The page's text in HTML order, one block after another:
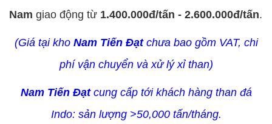
Nam giao động từ 1.400.000đ/tấn - 2.600.000đ/tấn.
(Giá tại kho Nam Tiến Đạtchưa bao gồm VAT, chi
phí vận chuyển và xử lý xỉ than)
Nam Tiến Đạtcung cấp tới khách hàng than đá
Indo: sản lượng >50,000 tấn/tháng.